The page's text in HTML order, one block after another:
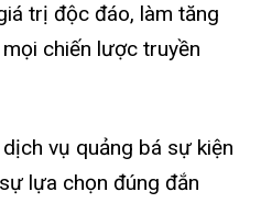
trị độc đáo, làm tăng
chiến lược truyền
vụ quảng bá sự kiện
lựa chọn đúng đắn